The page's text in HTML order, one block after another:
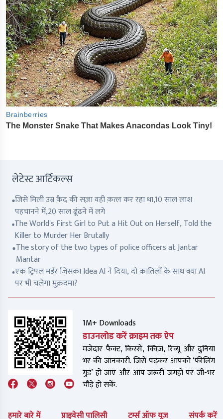
लेटेस्ट आर्टिकल्स
जिसे मिली उम्र क़ैद की सज़ा वही क़त्ल कर रहा था,10 साल लाश
पहचानने में,20 साल ढूंढने में लगे
The World's First Girl to Put a Hit Out on Herself, Told the
Killer to Murder Her Brutally
The story of the two types of police officers at Jantar
Mantar
एक ट्रिपल मर्डर जिसका Idea AI ने दिया, दो क़ातिलों के साथ क्या AI
पर भी चलेगा मुक़दमा?
1M+ Downloads
डाउनलोड करें क्राइम तक ऐप
मजेदार फैक्ट, किस्से, क्विज़, रिव्यू और दुनिया
भर की जानकारी. जिसे पढ़कर आपको ‘फीलिंग
गुड’ हो जाए और आप जरूरी जगहों पर जी-भर
चौड़े हो सकें.
हमारे बारे में प्राइवेसी पालिसी टर्म्स ऑफ यूज संपर्क करें